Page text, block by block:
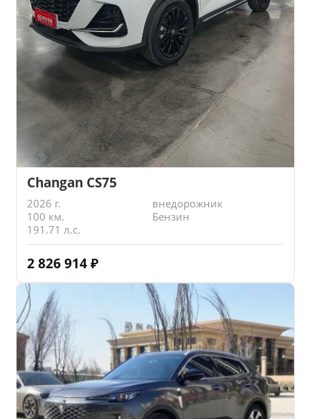
Changan CS75
2026 г.
внедорожник
100 км.
Бензин
191.71 л.с.
2 826 914 ₽